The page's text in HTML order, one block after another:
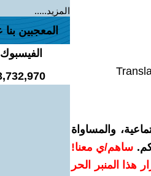
والمساواة
ساهم/ي معنا!
هذا المنبر الحر
المزيد.....
المعجبين
الفيسبوك